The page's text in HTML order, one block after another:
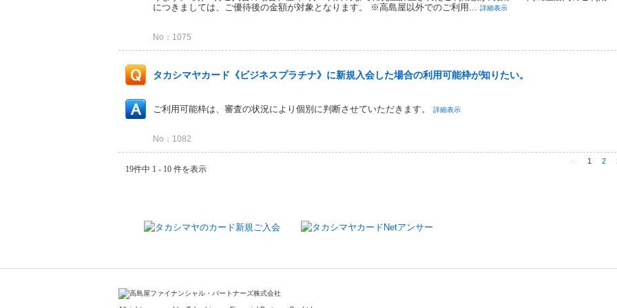
につきましては、ご優待後の金額が対象となります。 ※高島屋以外でのご利用... 詳細表示
No：1075
タカシマヤカード《ビジネスプラチナ》に新規入会した場合の利用可能枠が知りたい。
ご利用可能枠は、審査の状況により個別に判断させていただきます。 詳細表示
No：1082
19件中 1 - 10 件を表示
1 2